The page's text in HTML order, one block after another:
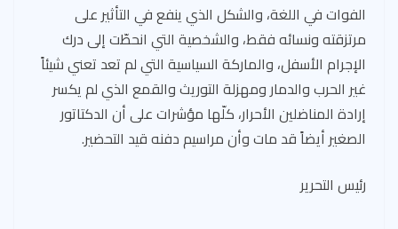
الفوات في اللغة، والشكل الذي ينفع في التأثير على
مرتزقته ونسائه فقط، والشخصية التي انحطّت إلى درك
الإجرام الأسفل، والماركة السياسية التي لم تعد تعني شيئاً
غير الحرب والدمار ومهزلة التوريث والقمع الذي لم يكسر
إرادة المناضلين الأحرار، كلّها مؤشرات على أن الدكتاتور
الصغير أيضاً قد مات وأن مراسيم دفنه قيد التحضير.
رئيس التحرير